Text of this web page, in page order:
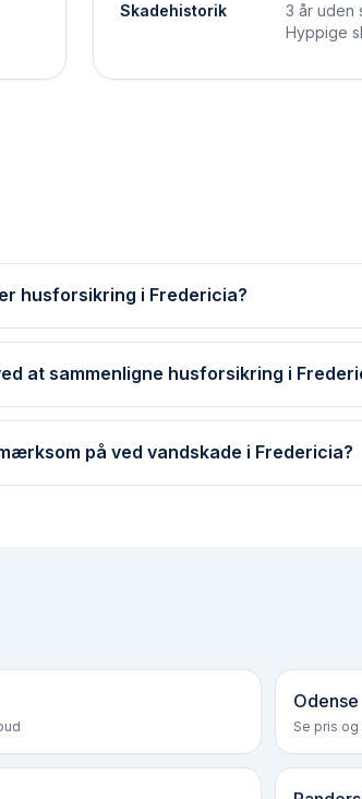
Skadehistorik
3 år uden
Hyppige
husforsikring i Fredericia?
at sammenligne husforsikring i
på ved vandskade i Fredericia?
Odense
Se pris og